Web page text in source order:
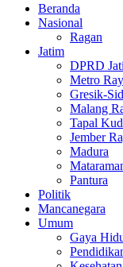
Beranda
Nasional
Ragan
Jatim
DPRD
Metro
Gresik-
Malang
Tapal
Jember
Madura
Pantura
Politik
Mancanegara
Umum
Gaya